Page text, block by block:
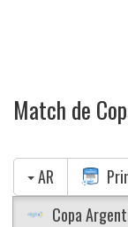
Match de
AR
Copa